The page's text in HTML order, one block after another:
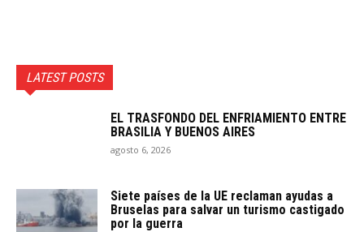
LATEST POSTS
EL TRASFONDO DEL ENFRIAMIENTO ENTRE
BRASILIA Y BUENOS AIRES
agosto 6, 2026
Siete países de la UE reclaman ayudas a
Bruselas para salvar un turismo castigado
por la guerra